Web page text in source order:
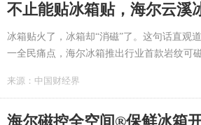
不止能贴冰箱贴，海尔云溪
冰箱贴火了，冰箱却“消磁”了。这句话直观
一全民痛点，海尔冰箱推出行业首款岩纹可
来源： 中国财经界
海尔磁控全空间®保鲜冰箱